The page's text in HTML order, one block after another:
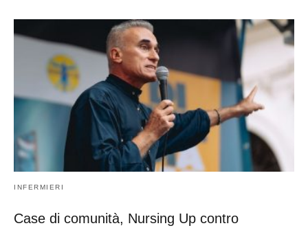
INFERMIERI
Case di comunità, Nursing Up contro